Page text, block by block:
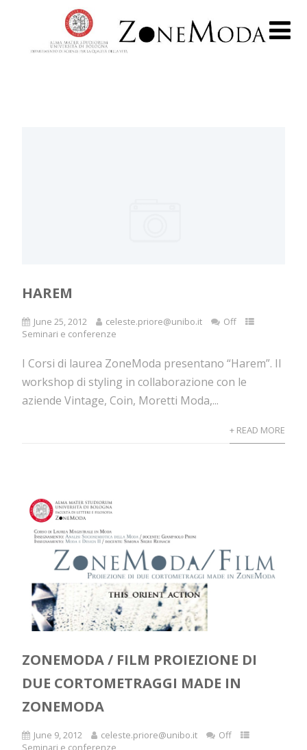
HAREM
June 25, 2012 celeste.priore@unibo.it
Off
Seminari e conferenze
I Corsi di laurea ZoneModa presentano “Harem”. Il
workshop di styling in collaborazione con le
aziende Vintage, Coin, Moretti Moda,...
+ READ MORE
ZONEMODA / FILM PROIEZIONE DI
DUE CORTOMETRAGGI MADE IN
ZONEMODA
June 9, 2012 celeste.priore@unibo.it
Off
Seminari e conferenze